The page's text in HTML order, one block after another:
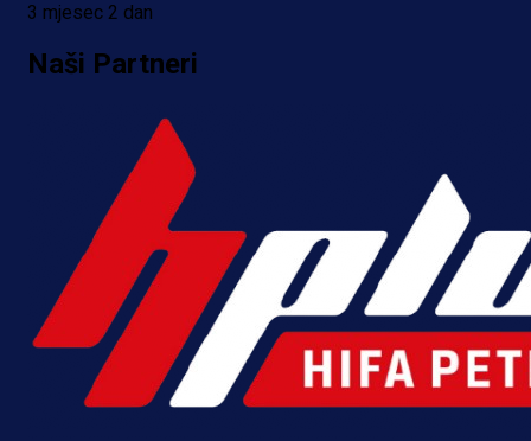
3 mjesec 2 dan
Naši Partneri